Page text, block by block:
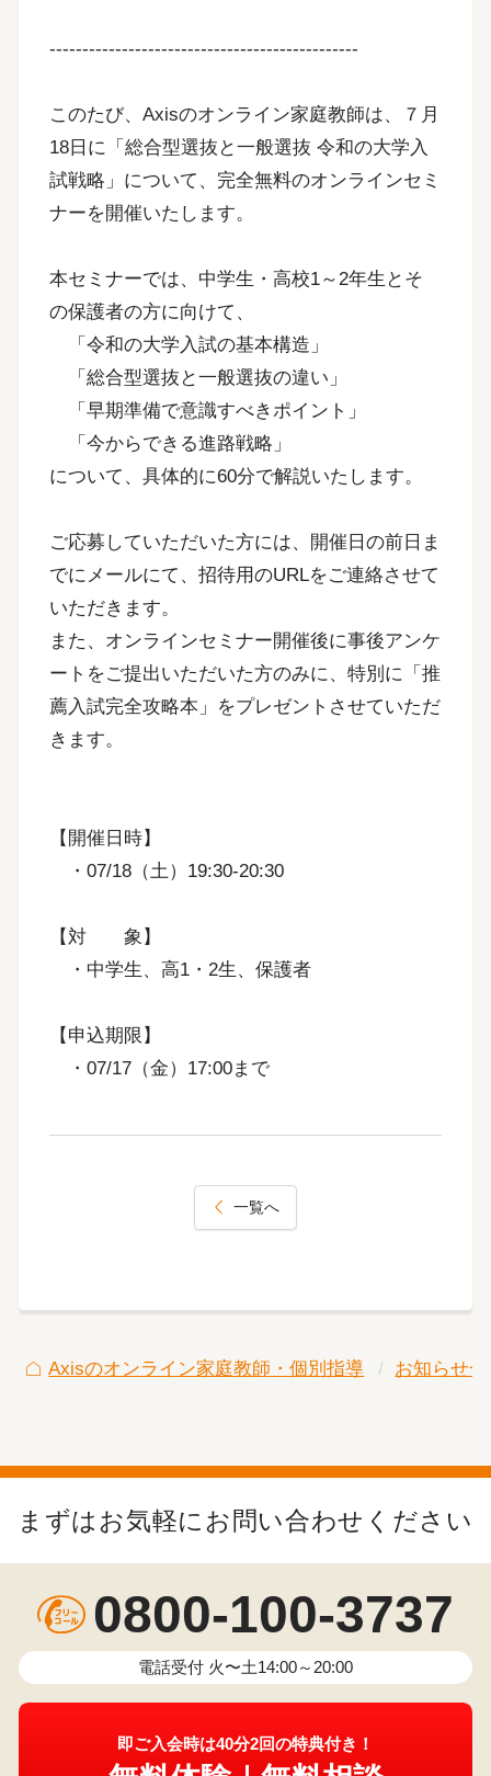
-----------------------------------------------
このたび、Axisのオンライン家庭教師は、７月
18日に「総合型選抜と一般選抜 令和の大学入
試戦略」について、完全無料のオンラインセミ
ナーを開催いたします。
本セミナーでは、中学生・高校1～2年生とそ
の保護者の方に向けて、
「令和の大学入試の基本構造」
「総合型選抜と一般選抜の違い」
「早期準備で意識すべきポイント」
「今からできる進路戦略」
について、具体的に60分で解説いたします。
ご応募していただいた方には、開催日の前日ま
でにメールにて、招待用のURLをご連絡させて
いただきます。
また、オンラインセミナー開催後に事後アンケ
ートをご提出いただいた方のみに、特別に「推
薦入試完全攻略本」をプレゼントさせていただ
きます。
【開催日時】
・07/18（土）19:30-20:30
【対 象】
・中学生、高1・2生、保護者
【申込期限】
・07/17（金）17:00まで
一覧へ
Axisのオンライン家庭教師・個別指導 お知らせ
まずはお気軽にお問い合わせください
0800-100-3737
電話受付 火〜土14:00～20:00
即ご入会時は40分2回の特典付き！